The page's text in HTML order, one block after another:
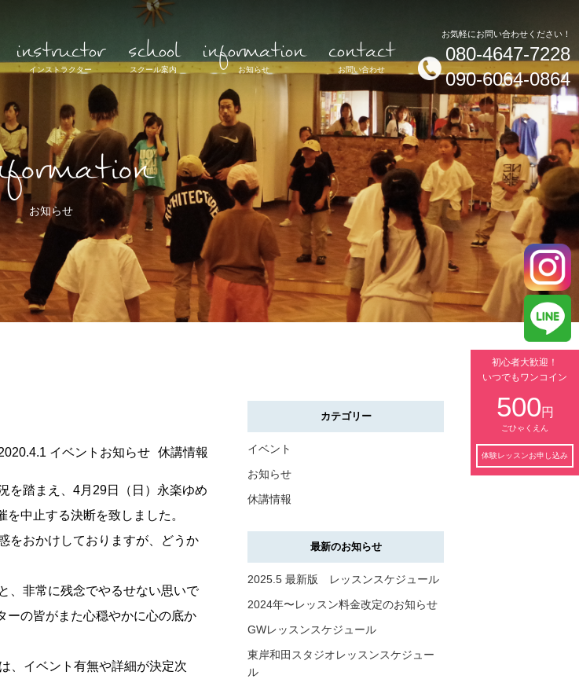
instructor
インストラクター school
スクール案内 information
お知らせ contact
お問い合わせ
お気軽にお問い合わせください！
080-4647-7228
090-6064-0864
初心者大歓迎！
いつでもワンコイン
500円
ごひゃくえん
体験レッスンお申し込み
お知らせ
イベント お知らせ 休講情報
を踏まえ、 4月 29日（日）永楽ゆめ
中止する決断を致しました。
をおかけしておりますが、どうか
、非常に残念でやるせない思いで
ーの皆がまた心穏やかに心の底か
、イベント有無や詳細が決定次
カテゴリー
イベント
お知らせ
休講情報
最新のお知らせ
2025.5 最新版 レッスンスケジュール
2024年〜レッスン料金改定のお知らせ
GWレッスンスケジュール
東岸和田スタジオレッスンスケジュー
ル